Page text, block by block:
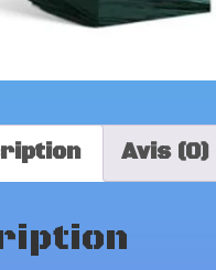
Avis (0)